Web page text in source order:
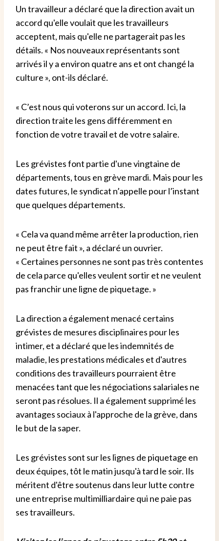
Un travailleur a déclaré que la direction avait un
accord qu'elle voulait que les travailleurs
acceptent, mais qu'elle ne partagerait pas les
détails. « Nos nouveaux représentants sont
arrivés il y a environ quatre ans et ont changé la
culture », ont-ils déclaré.
« C’est nous qui voterons sur un accord. Ici, la
direction traite les gens différemment en
fonction de votre travail et de votre salaire.
Les grévistes font partie d'une vingtaine de
départements, tous en grève mardi. Mais pour les
dates futures, le syndicat n’appelle pour l’instant
que quelques départements.
« Cela va quand même arrêter la production, rien
ne peut être fait », a déclaré un ouvrier.
« Certaines personnes ne sont pas très contentes
de cela parce qu'elles veulent sortir et ne veulent
pas franchir une ligne de piquetage. »
La direction a également menacé certains
grévistes de mesures disciplinaires pour les
intimer, et a déclaré que les indemnités de
maladie, les prestations médicales et d'autres
conditions des travailleurs pourraient être
menacées tant que les négociations salariales ne
seront pas résolues. Il a également supprimé les
avantages sociaux à l'approche de la grève, dans
le but de la saper.
Les grévistes sont sur les lignes de piquetage en
deux équipes, tôt le matin jusqu'à tard le soir. Ils
méritent d'être soutenus dans leur lutte contre
une entreprise multimilliardaire qui ne paie pas
ses travailleurs.